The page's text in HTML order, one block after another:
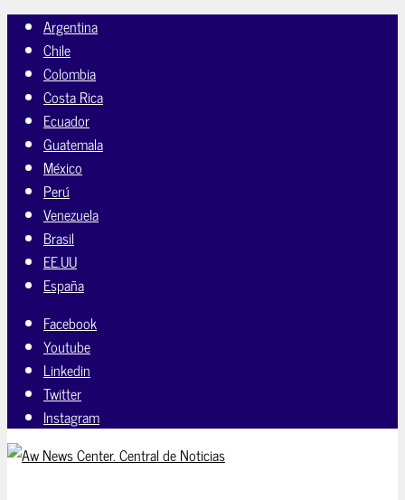
Argentina
Chile
Colombia
Costa Rica
Ecuador
Guatemala
México
Perú
Venezuela
Brasil
EE.UU
España
Facebook
Youtube
Linkedin
Twitter
Instagram